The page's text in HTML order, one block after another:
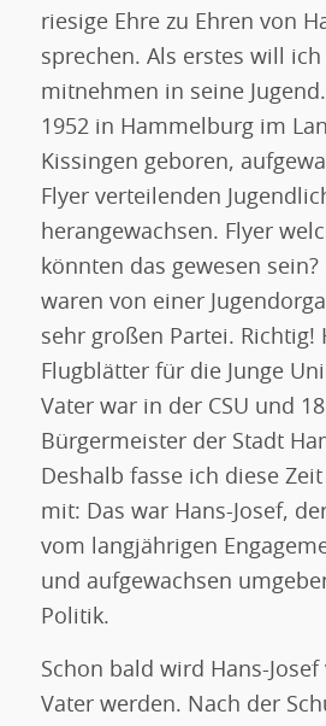
riesige Ehre zu Ehren von
sprechen. Als erstes will ich
mitnehmen in seine
1952 in Hammelburg im
Kissingen geboren,
Flyer verteilenden
herangewachsen. Flyer
könnten das gewesen sein?
waren von einer
sehr großen Partei. Richtig!
Flugblätter für die Junge
Vater war in der CSU und
Bürgermeister der Stadt
Deshalb fasse ich diese
mit: Das war Hans-Josef,
vom langjährigen
und aufgewachsen
Politik.
Schon bald wird Hans-
Vater werden. Nach der